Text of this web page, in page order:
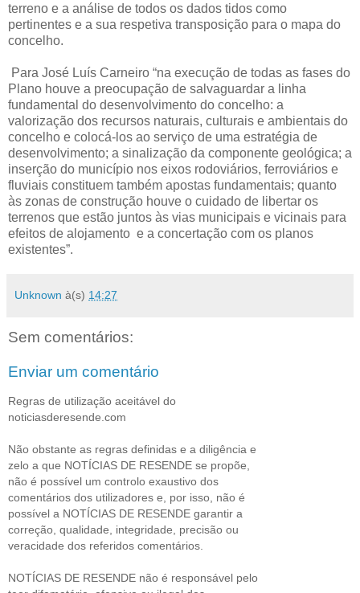
terreno e a análise de todos os dados tidos como
pertinentes e a sua respetiva transposição para o mapa do
concelho.
Para José Luís Carneiro “na execução de todas as fases do
Plano houve a preocupação de salvaguardar a linha
fundamental do desenvolvimento do concelho: a
valorização dos recursos naturais, culturais e ambientais do
concelho e colocá-los ao serviço de uma estratégia de
desenvolvimento; a sinalização da componente geológica; a
inserção do município nos eixos rodoviários, ferroviários e
fluviais constituem também apostas fundamentais; quanto
às zonas de construção houve o cuidado de libertar os
terrenos que estão juntos às vias municipais e vicinais para
efeitos de alojamento e a concertação com os planos
existentes”.
Unknown à(s) 14:27
Sem comentários:
Enviar um comentário
Regras de utilização aceitável do
noticiasderesende.com
Não obstante as regras definidas e a diligência e
zelo a que NOTÍCIAS DE RESENDE se propõe,
não é possível um controlo exaustivo dos
comentários dos utilizadores e, por isso, não é
possível a NOTÍCIAS DE RESENDE garantir a
correção, qualidade, integridade, precisão ou
veracidade dos referidos comentários.
NOTÍCIAS DE RESENDE não é responsável pelo